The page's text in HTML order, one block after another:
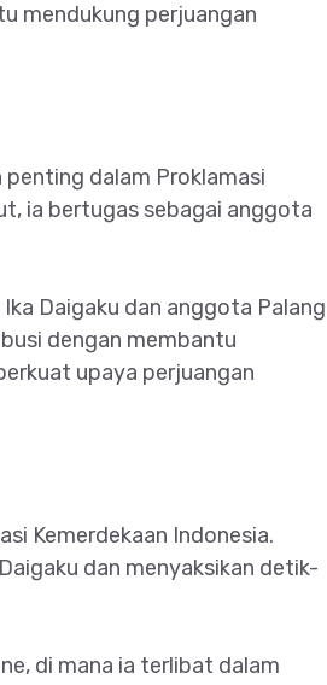
mendukung perjuangan
penting dalam Proklamasi
ia bertugas sebagai anggota
Daigaku dan anggota Palang
dengan membantu
upaya perjuangan
Kemerdekaan Indonesia.
dan menyaksikan detik-
di mana ia terlibat dalam